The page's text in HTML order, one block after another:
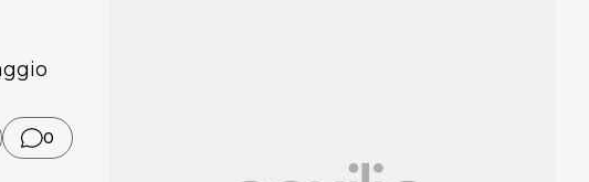
0